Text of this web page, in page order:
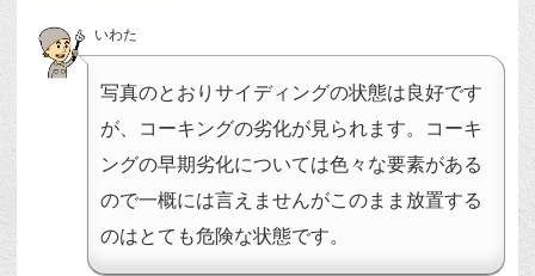
いわた
写真のとおりサイディングの状態は良好です
が、コーキングの劣化が見られます。コーキ
ングの早期劣化については色々な要素がある
ので一概には言えませんがこのまま放置する
のはとても危険な状態です。